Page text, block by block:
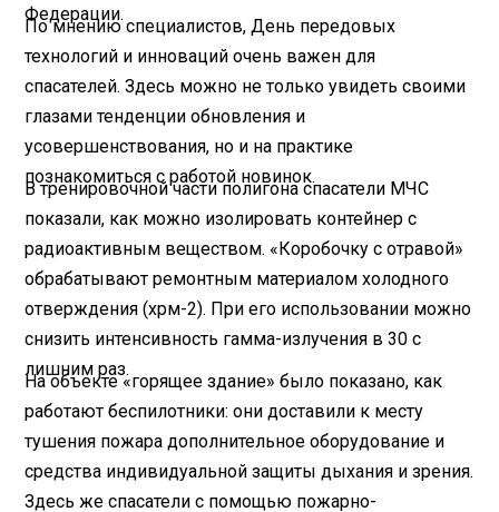
Федерации.
По мнению специалистов, День передовых
технологий и инноваций очень важен для
спасателей. Здесь можно не только увидеть своими
глазами тенденции обновления и
усовершенствования, но и на практике
познакомиться с работой новинок.
В тренировочной части полигона спасатели МЧС
показали, как можно изолировать контейнер с
радиоактивным веществом. «Коробочку с отравой»
обрабатывают ремонтным материалом холодного
отверждения (хрм-2). При его использовании можно
снизить интенсивность гамма-излучения в 30 с
лишним раз.
На объекте «горящее здание» было показано, как
работают беспилотники: они доставили к месту
тушения пожара дополнительное оборудование и
средства индивидуальной защиты дыхания и зрения.
Здесь же спасатели с помощью пожарно-